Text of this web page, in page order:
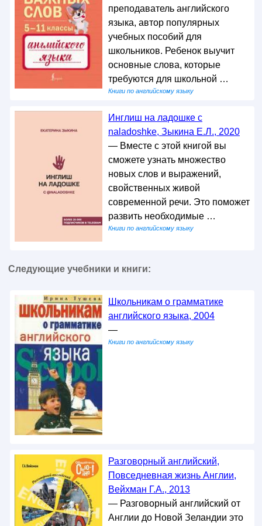
преподаватель английского
языка, автор популярных
учебных пособий для
школьников. Ребенок выучит
основные слова, которые
требуются для школьной …
Книги по английскому языку
Инглиш на ладошке с
naladoshke, Зыкина Е.Л., 2020
— Вместе с этой книгой вы
сможете узнать множество
новых слов и выражений,
свойственных живой
современной речи. Это поможет
развить необходимые …
Книги по английскому языку
Следующие учебники и книги:
Школьникам о грамматике
английского языка, 2004
—
Книги по английскому языку
Разговорный английский,
Повседневная жизнь Англии,
Вейхман Г.А., 2013
— Разговорный английский от
Англии до Новой Зеландии это